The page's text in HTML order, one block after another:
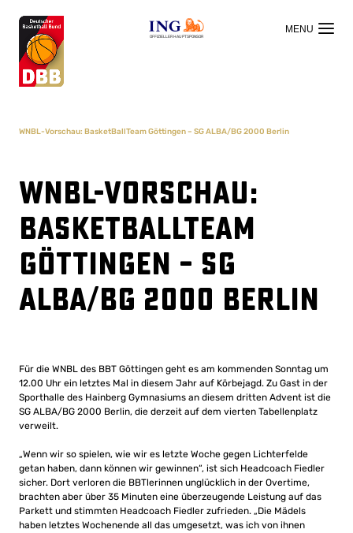
OFFIZIELLER HAUPTSPONSOR
WNBL-Vorschau: BasketBallTeam Göttingen – SG ALBA/BG 2000 Berlin
WNBL-Vorschau:
BasketBallTeam
Göttingen – SG
ALBA/BG 2000 Berlin
Für die WNBL des BBT Göttingen geht es am kommenden Sonntag um
12.00 Uhr ein letztes Mal in diesem Jahr auf Körbejagd. Zu Gast in der
Sporthalle des Hainberg Gymnasiums an diesem dritten Advent ist die
SG ALBA/BG 2000 Berlin, die derzeit auf dem vierten Tabellenplatz
verweilt.
„Wenn wir so spielen, wie wir es letzte Woche gegen Lichterfelde
getan haben, dann können wir gewinnen“, ist sich Headcoach Fiedler
sicher. Dort verloren die BBTlerinnen unglücklich in der Overtime,
brachten aber über 35 Minuten eine überzeugende Leistung auf das
Parkett und stimmten Headcoach Fiedler zufrieden. „Die Mädels
haben letztes Wochenende all das umgesetzt, was ich von ihnen